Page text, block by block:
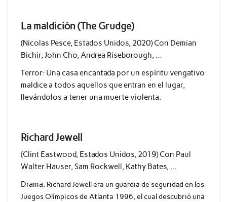
La maldición (The Grudge)
(Nicolas Pesce, Estados Unidos, 2020) Con Demian
Bichir, John Cho, Andrea Riseborough, …
Terror: Una casa encantada por un espíritu vengativo
maldice a todos aquellos que entran en el lugar,
llevándolos a tener una muerte violenta.
Richard Jewell
(Clint Eastwood, Estados Unidos, 2019) Con Paul
Walter Hauser, Sam Rockwell, Kathy Bates, …
Drama: Richard Jewell era un guardia de seguridad en los
Juegos Olímpicos de Atlanta 1996, el cual descubrió una